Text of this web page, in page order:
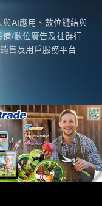
AI應用、數位鏈結與
/數位廣告及社群行
售及用戶服務平台